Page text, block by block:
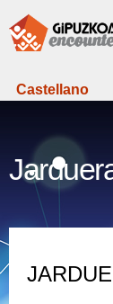
Castellano